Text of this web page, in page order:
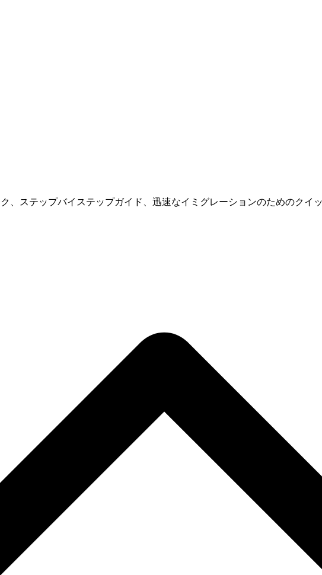
、ステップバイステップガイド、迅速なイミグレーションのためのクイ